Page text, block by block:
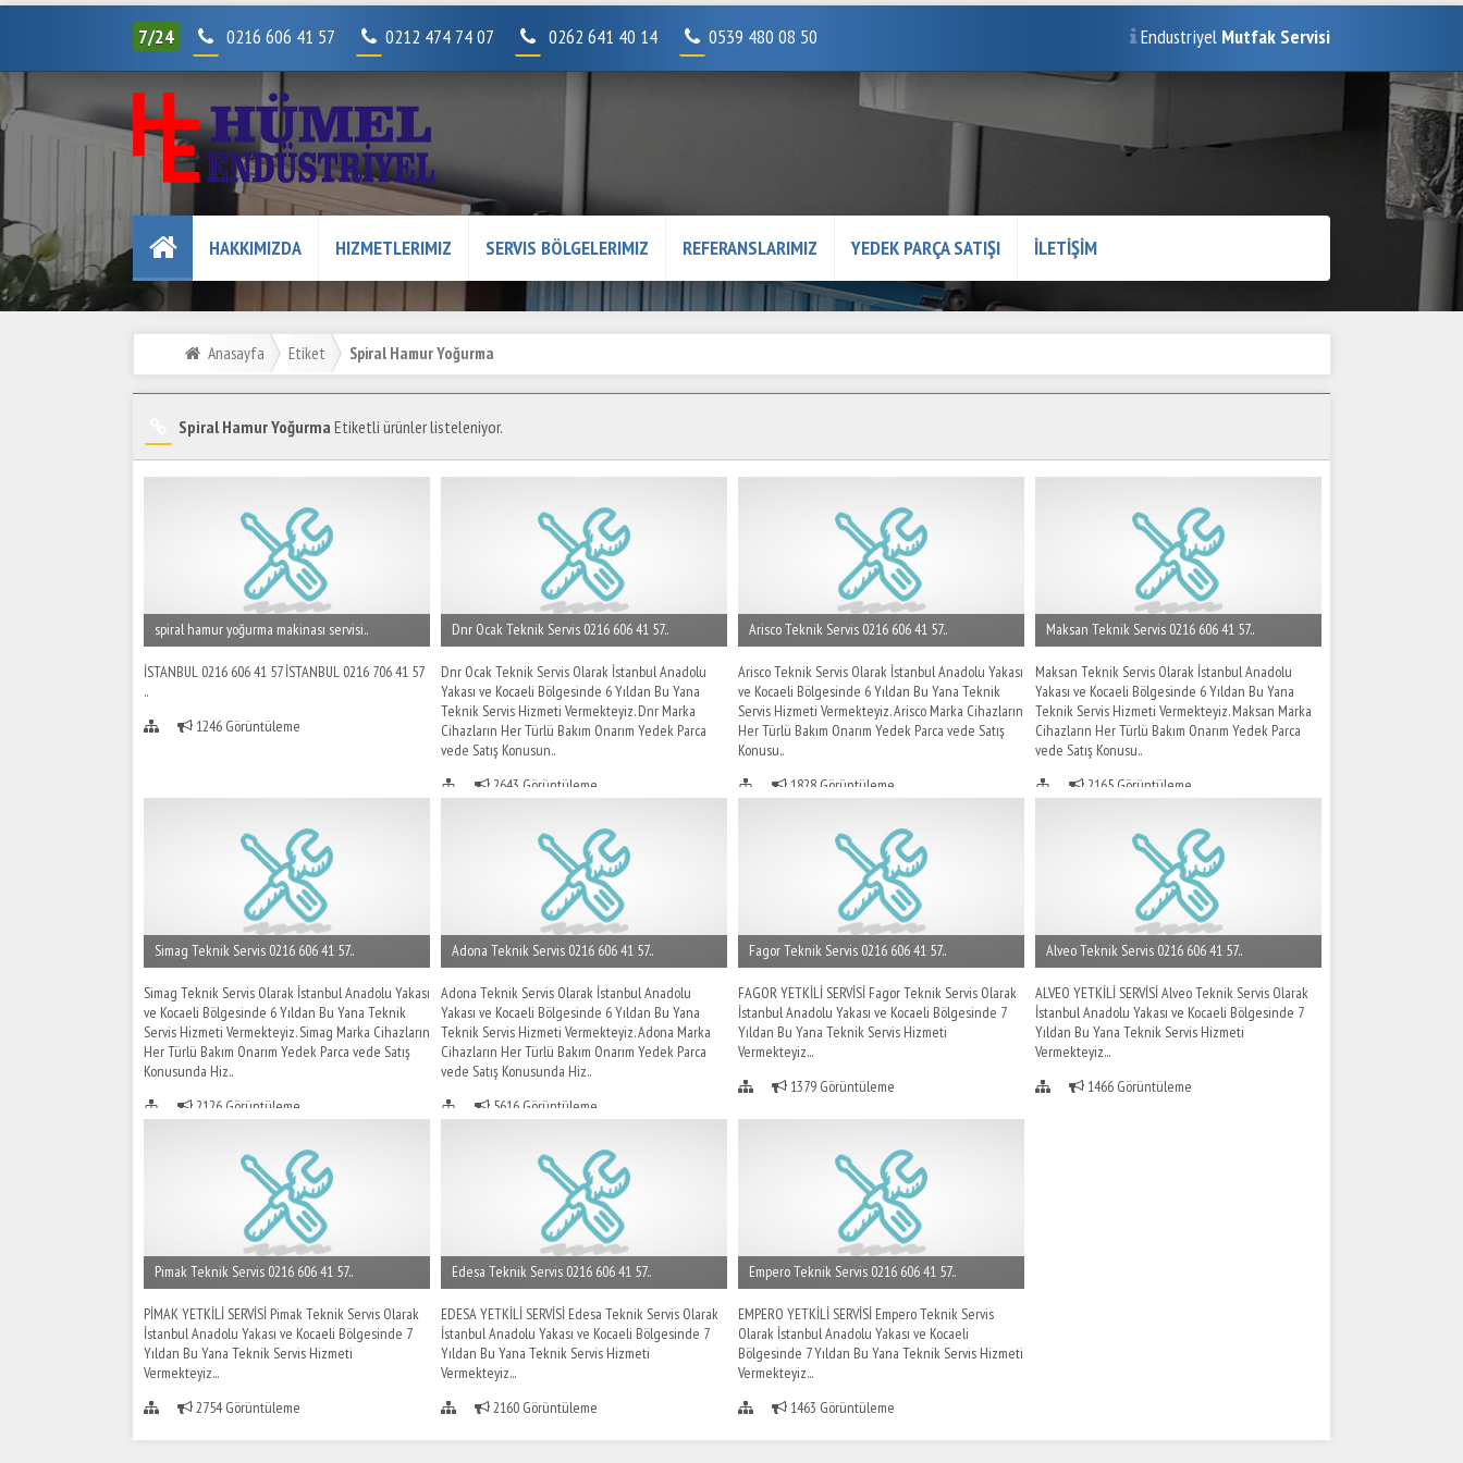
7/24 0216 606 41 57 0212 474 74 07 0262 641 40 14 0539 480 08 50 Endustriyel Mutfak Servisi
HAKKIMIZDA HIZMETLERIMIZ SERVIS BÖLGELERIMIZ REFERANSLARIMIZ YEDEK PARÇA SATIŞI İLETİŞİM
Anasayfa Etiket Spiral Hamur Yoğurma
Spiral Hamur Yoğurma Etiketli ürünler listeleniyor.
spiral hamur yoğurma makinası servisi..
İSTANBUL 0216 606 41 57 İSTANBUL 0216 706 41 57
..
1246 Görüntüleme
Dnr Ocak Teknik Servis 0216 606 41 57..
Dnr Ocak Teknik Servis Olarak İstanbul Anadolu
Yakası ve Kocaeli Bölgesinde 6 Yıldan Bu Yana
Teknik Servis Hizmeti Vermekteyiz. Dnr Marka
Cihazların Her Türlü Bakım Onarım Yedek Parca
vede Satış Konusun..
2643 Görüntüleme
Arisco Teknik Servis 0216 606 41 57..
Arisco Teknik Servis Olarak İstanbul Anadolu Yakası
ve Kocaeli Bölgesinde 6 Yıldan Bu Yana Teknik
Servis Hizmeti Vermekteyiz. Arisco Marka Cihazların
Her Türlü Bakım Onarım Yedek Parca vede Satış
Konusu..
1828 Görüntüleme
Maksan Teknik Servis 0216 606 41 57..
Maksan Teknik Servis Olarak İstanbul Anadolu
Yakası ve Kocaeli Bölgesinde 6 Yıldan Bu Yana
Teknik Servis Hizmeti Vermekteyiz. Maksan Marka
Cihazların Her Türlü Bakım Onarım Yedek Parca
vede Satış Konusu..
2165 Görüntüleme
Simag Teknik Servis 0216 606 41 57..
Simag Teknik Servis Olarak İstanbul Anadolu Yakası
ve Kocaeli Bölgesinde 6 Yıldan Bu Yana Teknik
Servis Hizmeti Vermekteyiz. Simag Marka Cihazların
Her Türlü Bakım Onarım Yedek Parca vede Satış
Konusunda Hiz..
2126 Görüntüleme
Adona Teknik Servis 0216 606 41 57..
Adona Teknik Servis Olarak İstanbul Anadolu
Yakası ve Kocaeli Bölgesinde 6 Yıldan Bu Yana
Teknik Servis Hizmeti Vermekteyiz. Adona Marka
Cihazların Her Türlü Bakım Onarım Yedek Parca
vede Satış Konusunda Hiz..
5616 Görüntüleme
Fagor Teknik Servis 0216 606 41 57..
FAGOR YETKİLİ SERVİSİ Fagor Teknik Servis Olarak
İstanbul Anadolu Yakası ve Kocaeli Bölgesinde 7
Yıldan Bu Yana Teknik Servis Hizmeti
Vermekteyiz...
1379 Görüntüleme
Alveo Teknik Servis 0216 606 41 57..
ALVEO YETKİLİ SERVİSİ Alveo Teknik Servis Olarak
İstanbul Anadolu Yakası ve Kocaeli Bölgesinde 7
Yıldan Bu Yana Teknik Servis Hizmeti
Vermekteyiz...
1466 Görüntüleme
Pimak Teknik Servis 0216 606 41 57..
PİMAK YETKİLİ SERVİSİ Pimak Teknik Servis Olarak
İstanbul Anadolu Yakası ve Kocaeli Bölgesinde 7
Yıldan Bu Yana Teknik Servis Hizmeti
Vermekteyiz...
2754 Görüntüleme
Edesa Teknik Servis 0216 606 41 57..
EDESA YETKİLİ SERVİSİ Edesa Teknik Servis Olarak
İstanbul Anadolu Yakası ve Kocaeli Bölgesinde 7
Yıldan Bu Yana Teknik Servis Hizmeti
Vermekteyiz...
2160 Görüntüleme
Empero Teknik Servis 0216 606 41 57..
EMPERO YETKİLİ SERVİSİ Empero Teknik Servis
Olarak İstanbul Anadolu Yakası ve Kocaeli
Bölgesinde 7 Yıldan Bu Yana Teknik Servis Hizmeti
Vermekteyiz...
1463 Görüntüleme